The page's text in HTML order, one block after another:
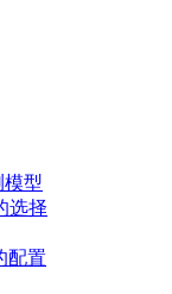
模型
选择
配置